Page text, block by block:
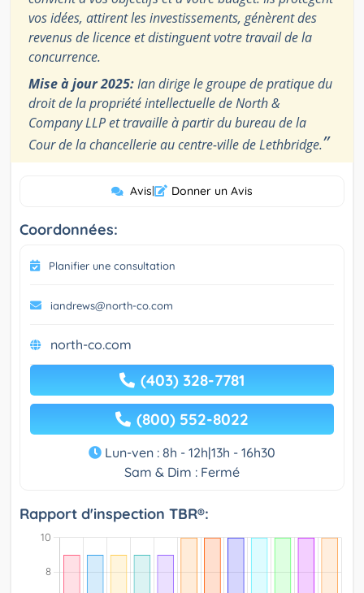
vos idées, attirent les investissements, génèrent des
revenus de licence et distinguent votre travail de la
concurrence.
Mise à jour 2025:Ian dirige le groupe de pratique du
droit de la propriété intellectuelle de North &
Company LLP et travaille à partir du bureau de la
Cour de la chancellerie au centre-ville de Lethbridge.”
Avis| Donner un Avis
Coordonnées:
Planifier une consultation
iandrews@north-co.com
north-co.com
(403) 328-7781
(800) 552-8022
Lun-ven : 8h - 12h|13h - 16h30
Sam & Dim : Fermé
Rapport d'inspection TBR®: